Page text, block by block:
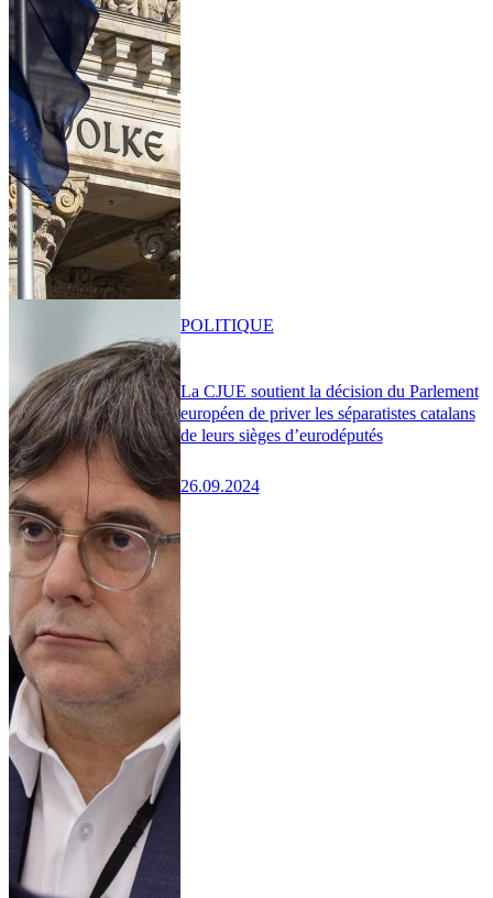
La CJUE soutient la décision du Parlement
européen de priver les séparatistes catalans
de leurs sièges d’eurodéputés
26.09.2024
POLITIQUE